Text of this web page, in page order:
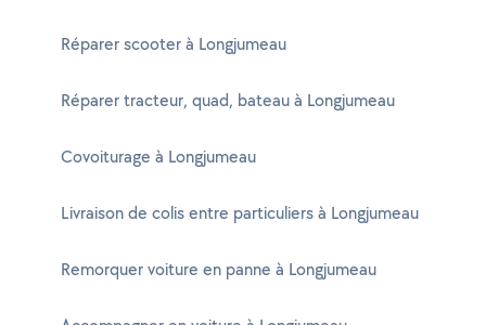
Réparer scooter à Longjumeau
Réparer tracteur, quad, bateau à Longjumeau
Covoiturage à Longjumeau
Livraison de colis entre particuliers à Longjumeau
Remorquer voiture en panne à Longjumeau